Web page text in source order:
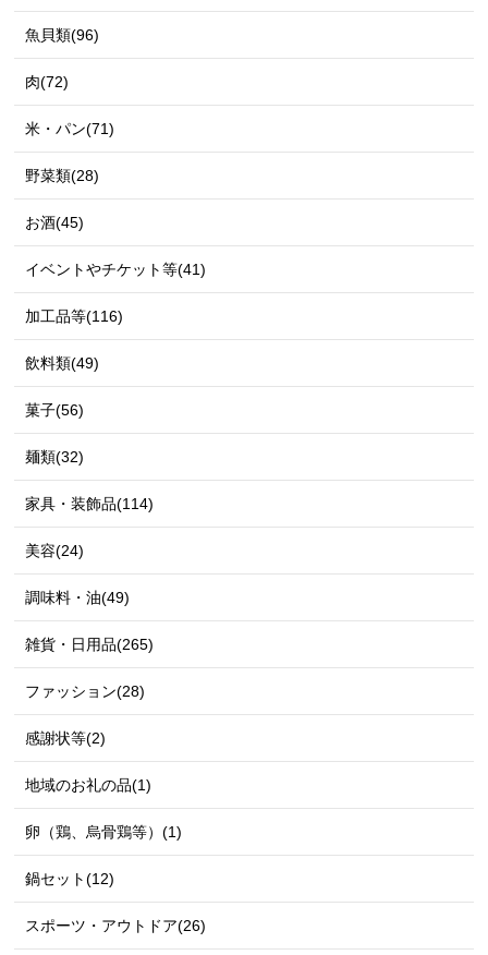
魚貝類(96)
肉(72)
米・パン(71)
野菜類(28)
お酒(45)
イベントやチケット等(41)
加工品等(116)
飲料類(49)
菓子(56)
麺類(32)
家具・装飾品(114)
美容(24)
調味料・油(49)
雑貨・日用品(265)
ファッション(28)
感謝状等(2)
地域のお礼の品(1)
卵（鶏、烏骨鶏等）(1)
鍋セット(12)
スポーツ・アウトドア(26)